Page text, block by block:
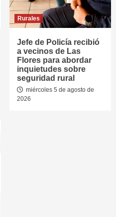
Rurales
Jefe de Policía recibió
a vecinos de Las
Flores para abordar
inquietudes sobre
seguridad rural
miércoles 5 de agosto de
2026